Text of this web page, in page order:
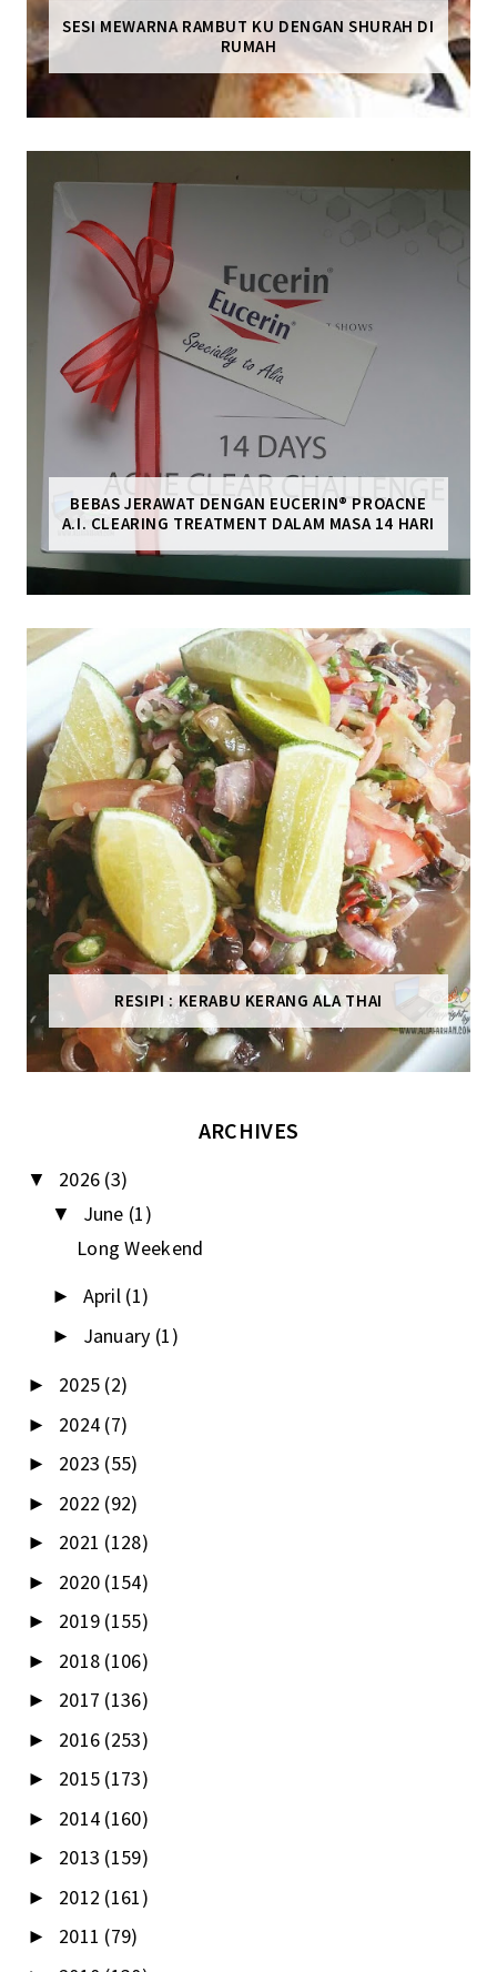
SESI MEWARNA RAMBUT KU DENGAN SHURAH DI
RUMAH
BEBAS JERAWAT DENGAN EUCERIN® PROACNE
A.I. CLEARING TREATMENT DALAM MASA 14 HARI
RESIPI : KERABU KERANG ALA THAI
ARCHIVES
▼ 2026 (3)
▼ June (1)
Long Weekend
► April (1)
► January (1)
► 2025 (2)
► 2024 (7)
► 2023 (55)
► 2022 (92)
► 2021 (128)
► 2020 (154)
► 2019 (155)
► 2018 (106)
► 2017 (136)
► 2016 (253)
► 2015 (173)
► 2014 (160)
► 2013 (159)
► 2012 (161)
► 2011 (79)